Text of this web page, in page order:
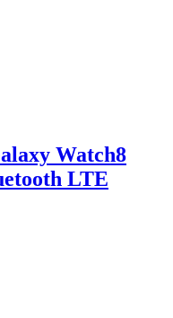
Watch8
LTE